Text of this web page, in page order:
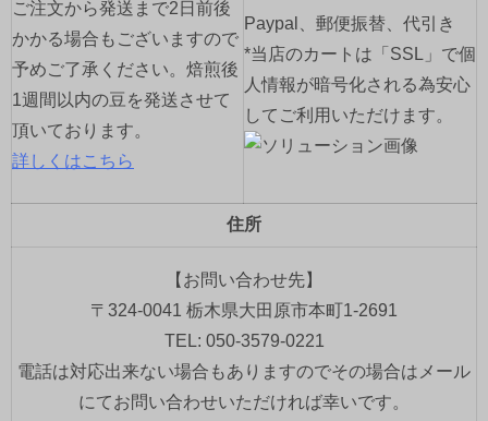
ご注文から発送まで2日前後
かかる場合もございますので
予めご了承ください。焙煎後
1週間以内の豆を発送させて
頂いております。
詳しくはこちら
Paypal、郵便振替、代引き
*当店のカートは「SSL」で個
人情報が暗号化される為安心
してご利用いただけます。
住所
【お問い合わせ先】
〒324-0041 栃木県大田原市本町1-2691
TEL: 050-3579-0221
電話は対応出来ない場合もありますのでその場合はメール
にてお問い合わせいただければ幸いです。